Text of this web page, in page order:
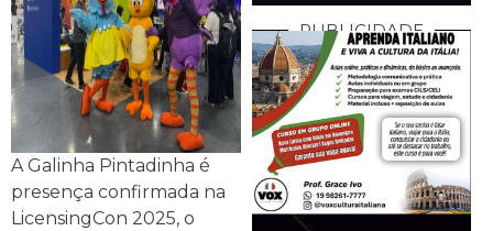
A Galinha Pintadinha é
presença confirmada na
LicensingCon 2025, o
PUBLICIDADE